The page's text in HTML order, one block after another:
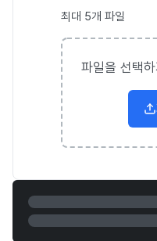
최대 5개 파일
파일을 선택